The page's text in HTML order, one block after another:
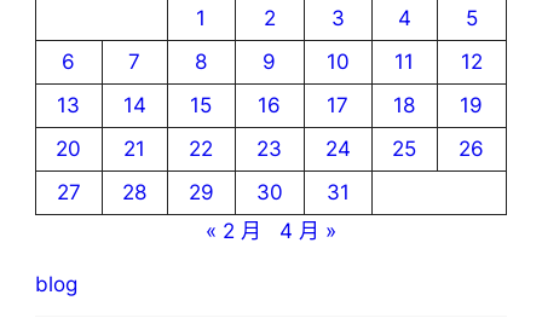
1
2 3 4
5
6
7 8 9 10 11
12
13
14 15 16 17 18
19
20
21 22 23 24 25
26
27
28 29 30
31
« 2 月
4 月 »
blog